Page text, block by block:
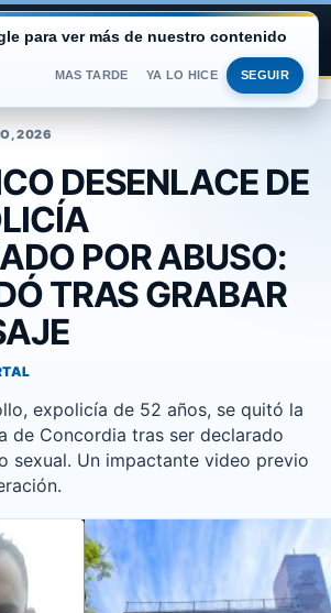
ARGENTINA PORTAL
2026
DESENLACE DE
POR ABUSO:
TRAS GRABAR
expolicía de 52 años, se quitó la
de Concordia tras ser declarado
sexual. Un impactante video previo
para ver más de nuestro contenido
MAS TARDE YA LO HICE SEGUIR